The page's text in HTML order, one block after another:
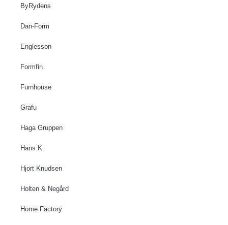
ByRydens
Dan-Form
Englesson
Formfin
Furnhouse
Grafu
Haga Gruppen
Hans K
Hjort Knudsen
Holten & Negård
Home Factory